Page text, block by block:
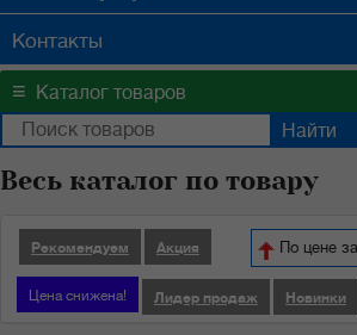
Контакты
≡ Каталог товаров
Весь каталог по товару
По цене
Рекомендуем Акция
Цена снижена! Лидер продаж Новинки